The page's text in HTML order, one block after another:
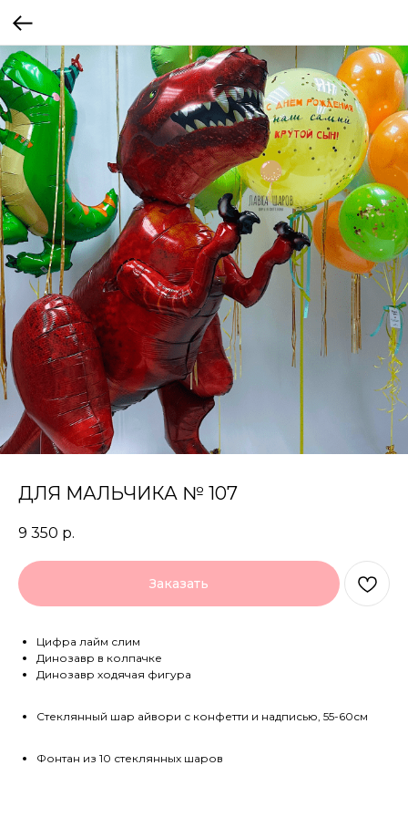
ДЛЯ МАЛЬЧИКА № 107
9 350 р.
Заказать
Цифра лайм слим
Динозавр в колпачке
Динозавр ходячая фигура
Стеклянный шар айвори с конфетти и надписью, 55-60см
Фонтан из 10 стеклянных шаров